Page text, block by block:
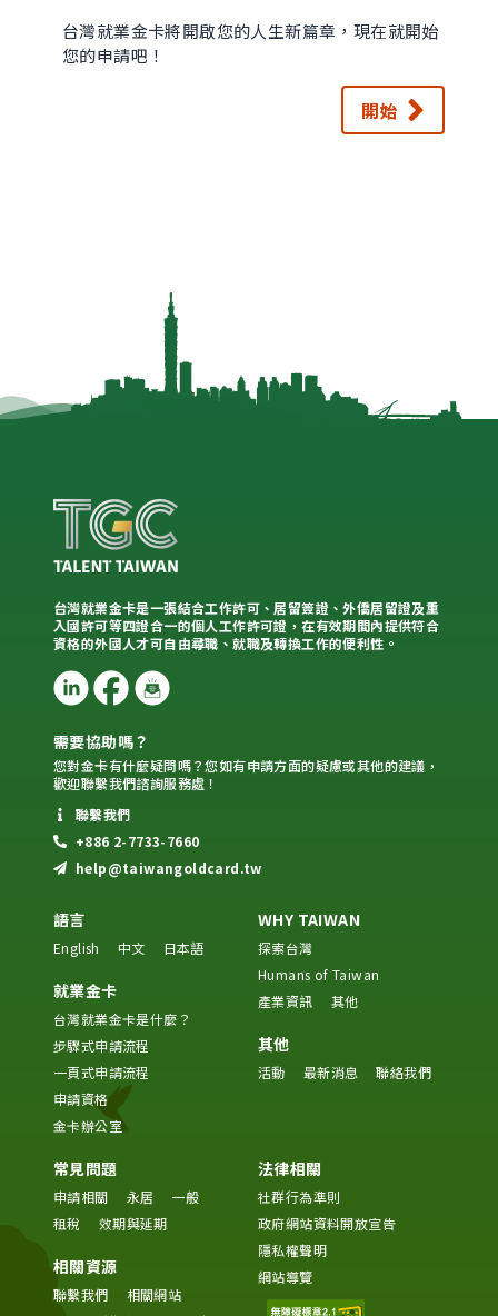
台灣就業金卡將開啟您的人生新篇章，現在就開始
您的申請吧！
開始
台灣就業金卡是一張結合工作許可、居留簽證、外僑居留證及重
入國許可等四證合一的個人工作許可證，在有效期間內提供符合
資格的外國人才可自由尋職、就職及轉換工作的便利性。
需要協助嗎？
您對金卡有什麼疑問嗎？您如有申請方面的疑慮或其他的建議，
歡迎聯繫我們諮詢服務處！
聯繫我們
+886 2-7733-7660
help@taiwangoldcard.tw
語言
English 中文 日本語
就業金卡
台灣就業金卡是什麼？
步驟式申請流程
一頁式申請流程
申請資格
金卡辦公室
WHY TAIWAN
探索台灣
Humans of Taiwan
產業資訊
其他
其他
活動 最新消息 聯絡我們
常見問題
申請相關 永居
一般
租稅
效期與延期
相關資源
聯繫我們
相關網站
法律相關
社群行為準則
政府網站資料開放宣告
隱私權聲明
網站導覽